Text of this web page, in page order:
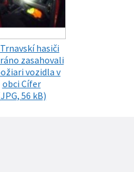
hasiči
zasahovali
vozidla v
obci Cífer
56 kB)